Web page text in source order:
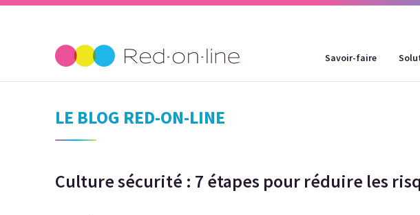
Savoir-faire
LE BLOG RED-ON-LINE
Culture sécurité : 7 étapes pour réduire les